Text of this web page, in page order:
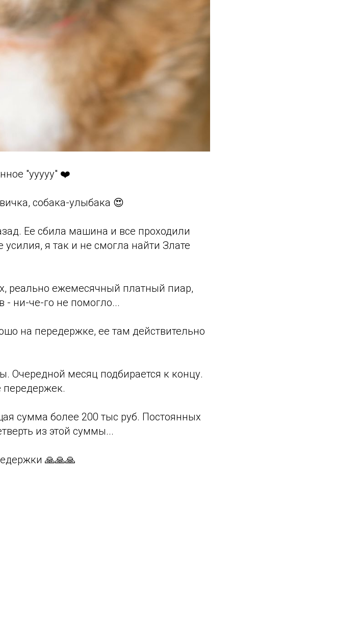
"ууууу" ❤️
собака-улыбака 😍
Ее сбила машина и все проходили
я так и не смогла найти Злате
реально ежемесячный платный пиар,
- ни-че-го не помогло...
на передержке, ее там действительно
Очередной месяц подбирается к концу.
сумма более 200 тыс руб. Постоянных
из этой суммы...
🙏🙏🙏